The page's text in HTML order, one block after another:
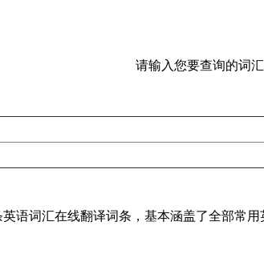
请输入您要查询的词汇
语词汇在线翻译词条，基本涵盖了全部常